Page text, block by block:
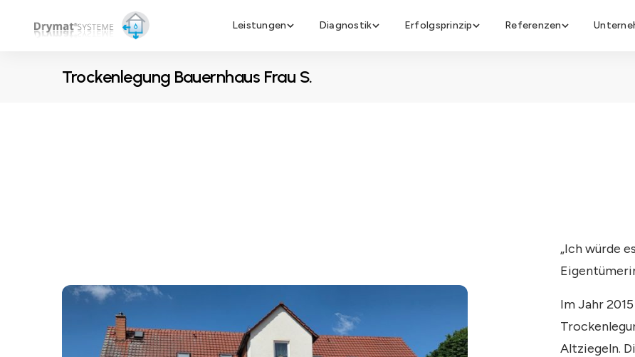
Leistungen Diagnostik Erfolgsprinzip Referenzen
Trockenlegung Bauernhaus Frau S.
„Ich würde
Im Jahr
Altziegeln.